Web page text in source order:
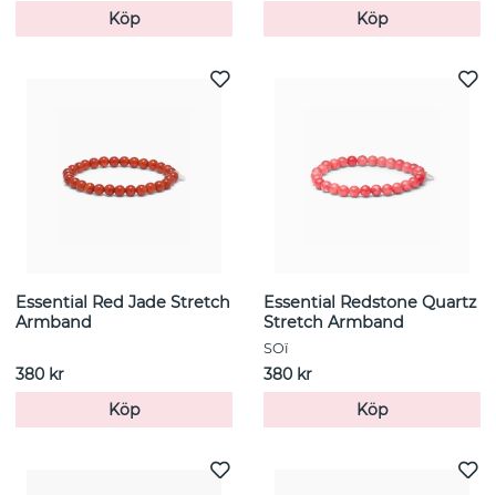
Köp
Köp
Essential Red Jade Stretch
Armband
380 kr
Köp
Essential Redstone Quartz
Stretch Armband
SOï
380 kr
Köp